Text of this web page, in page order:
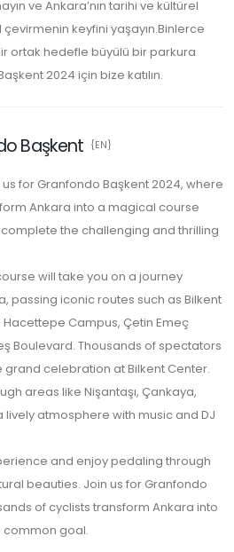
ve Ankara’nın tarihi ve kültürel
keyfini yaşayın.Binlerce
ortak hedefle büyülü bir parkura
2024 için bize katılın.
Başkent {EN}
for Granfondo Başkent 2024, where
Ankara into a magical course
the challenging and thrilling
will take you on a journey
passing iconic routes such as Bilkent
Campus, Çetin Emeç
Boulevard. Thousands of spectators
grand celebration at Bilkent Center.
areas like Nişantaşı, Çankaya,
lively atmosphere with music and DJ
and enjoy pedaling through
beauties. Join us for Granfondo
of cyclists transform Ankara into
common goal.